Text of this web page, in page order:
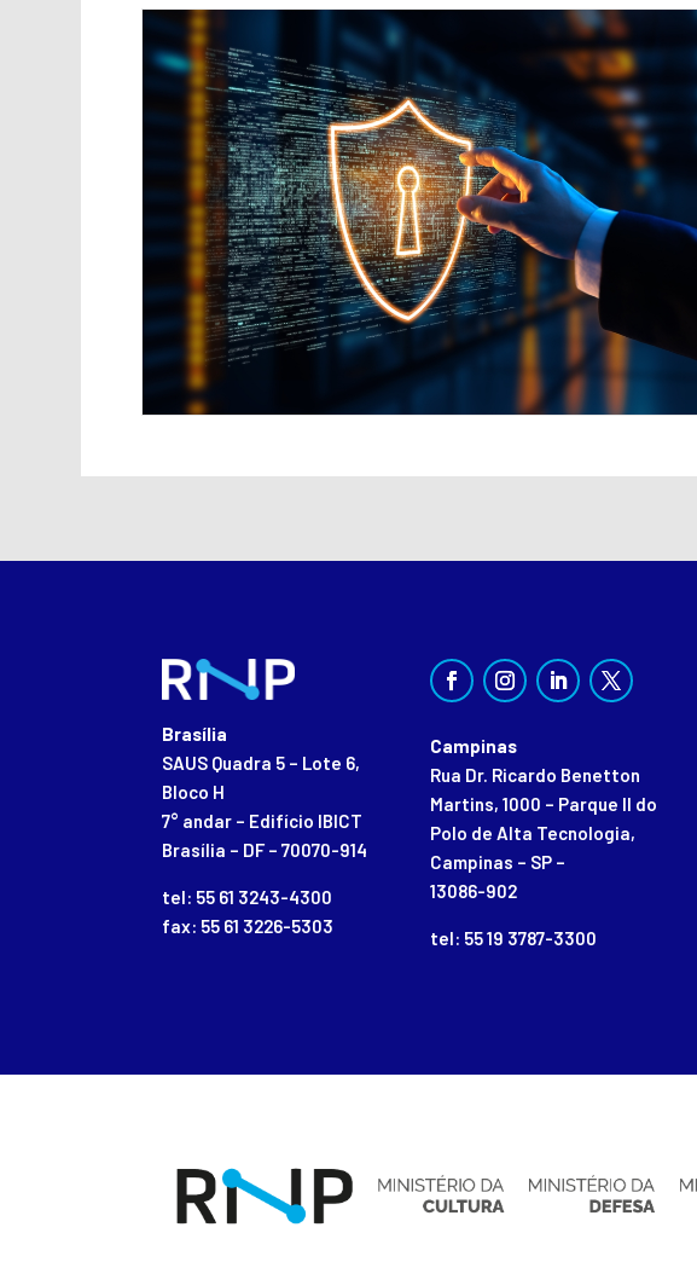
Brasília
SAUS Quadra 5 – Lote 6,
Bloco H
7° andar – Edifício IBICT
Brasília – DF – 70070-914
tel: 55 61 3243-4300
fax: 55 61 3226-5303
Campinas
Rua Dr. Ricardo Benetton
Martins, 1000 – Parque II do
Polo de Alta Tecnologia,
Campinas – SP –
13086-902
tel: 55 19 3787-3300